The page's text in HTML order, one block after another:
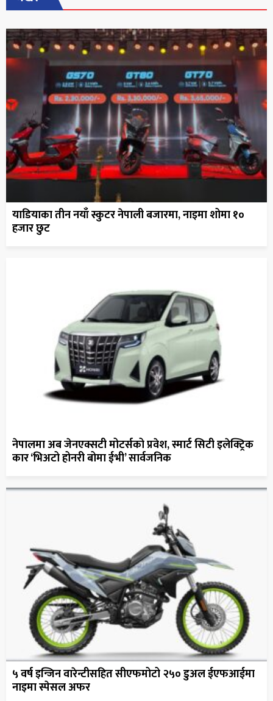
याडियाका तीन नयाँ स्कुटर नेपाली बजारमा, नाइमा शोमा १०
हजार छुट
नेपालमा अब जेनएक्सटी मोटर्सको प्रवेश, स्मार्ट सिटी इलेक्ट्रिक
कार ‘भिअटो होनरी बोमा ईभी’ सार्वजनिक
५ वर्ष इन्जिन वारेन्टीसहित सीएफमोटो २५० डुअल ईएफआईमा
नाइमा स्पेसल अफर